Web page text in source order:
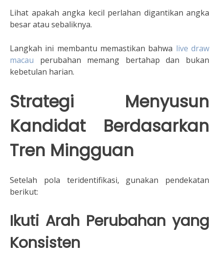
Lihat apakah angka kecil perlahan digantikan angka
besar atau sebaliknya.
Langkah ini membantu memastikan bahwa live draw
macau perubahan memang bertahap dan bukan
kebetulan harian.
Strategi Menyusun
Kandidat Berdasarkan
Tren Mingguan
Setelah pola teridentifikasi, gunakan pendekatan
berikut:
Ikuti Arah Perubahan yang
Konsisten